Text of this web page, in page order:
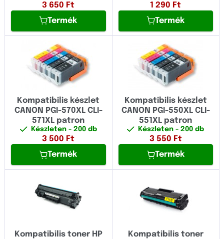
3 650 Ft
Termék
1 290 Ft
Termék
Kompatibilis készlet
CANON PGI-570XL CLI-
571XL patron
Készleten - 200 db
3 500 Ft
Termék
Kompatibilis készlet
CANON PGI-550XL CLI-
551XL patron
Készleten- 200 db
3 550 Ft
Termék
Kompatibilis toner HP
Kompatibilis toner